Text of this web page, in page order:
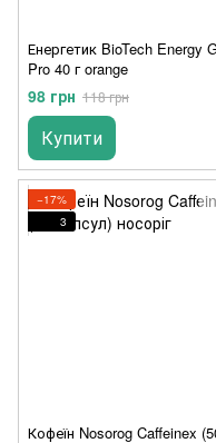
Енергетик BioTech Energy
Pro 40 г orange
98 грн 118 грн
Купити
−17%
3
Кофеїн Nosorog Caffeinex